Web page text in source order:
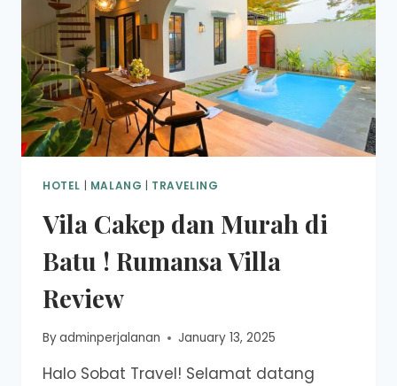
HOTEL MALANG TRAVELING
Vila Cakep dan Murah di
Batu ! Rumansa Villa
Review
Byadminperjalanan January 13, 2025
Halo Sobat Travel! Selamat datang